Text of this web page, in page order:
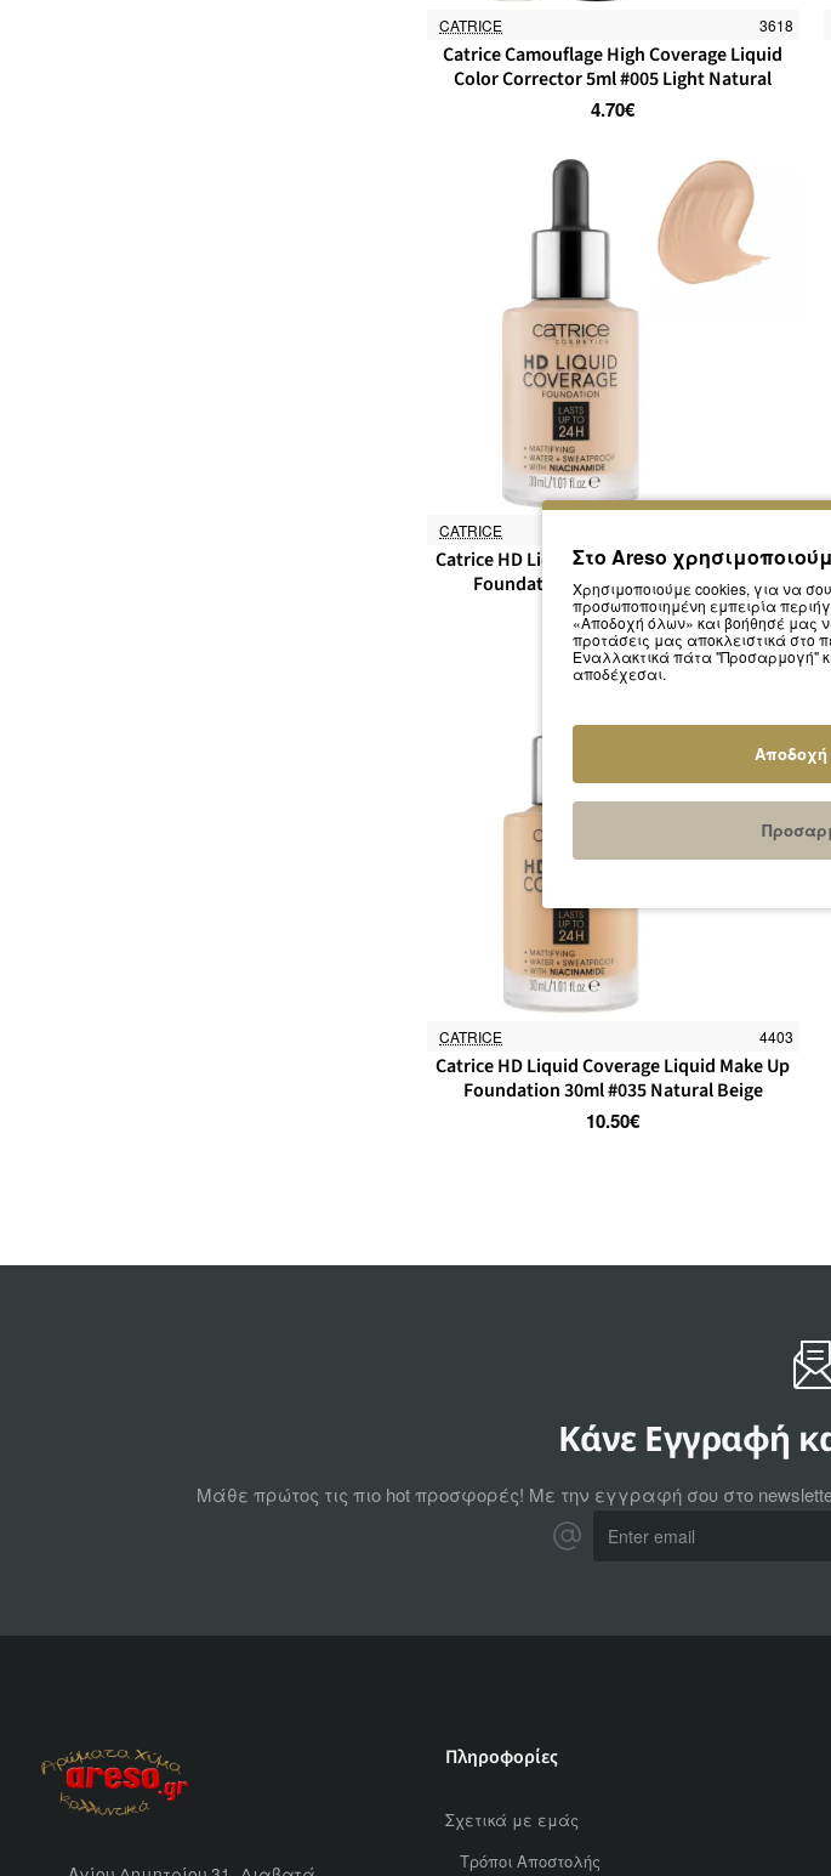
CATRICE 3618
Catrice Camouflage High Coverage Liquid
Color Corrector 5ml #005 Light Natural
4.70€
CATRICE
Catrice HD Liquid Coverage Liquid Make Up
Foundation 30ml #010 Light Beige
10.50€
CATRICE 4403
Catrice HD Liquid Coverage Liquid Make Up
Foundation 30ml #035 Natural Beige
10.50€
Κάνε Εγγραφή
Μάθε πρώτος τις πιο hot προσφορές! Με την εγγραφή σου στο
email
Πληροφορίες
Σχετικά με εμάς
Τρόποι Αποστολής
Στο Areso
Χρησιμοποιούμε cookies, για να
προσωποποιημένη εμπειρία
«Αποδοχή όλων» και βοήθησέ μας
προτάσεις μας αποκλειστικά στο
Εναλλακτικά πάτα "Προσαρμογή"
αποδέχεσαι.